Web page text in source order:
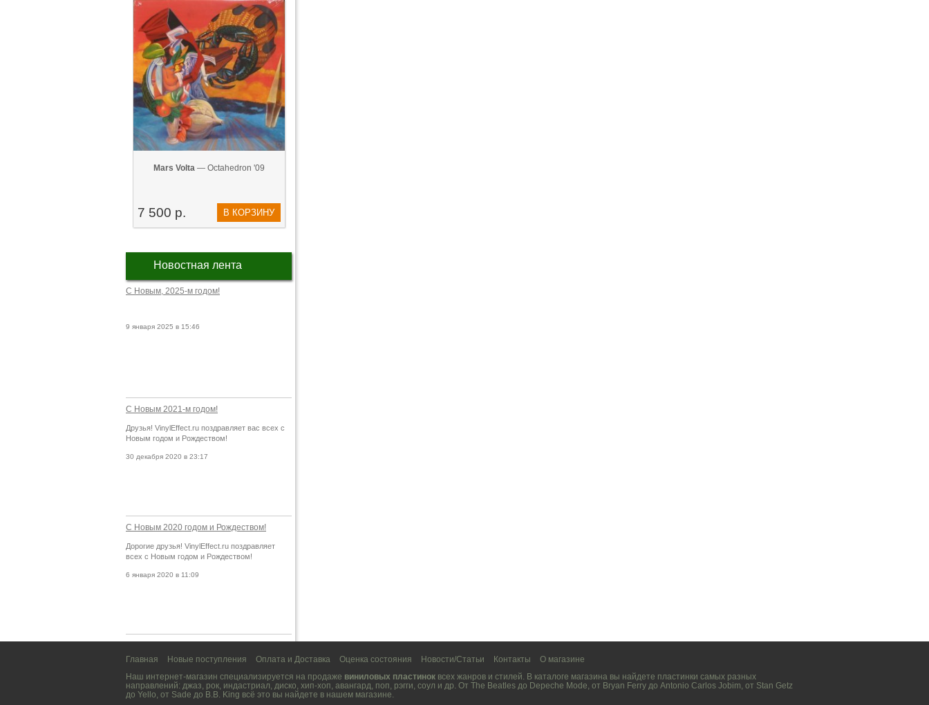
Mars Volta — Octahedron '09
7 500 р. В КОРЗИНУ
Новостная лента
С Новым, 2025-м годом!
9 января 2025 в 15:46
С Новым 2021-м годом!
Друзья! VinylEffect.ru поздравляет вас всех с
Новым годом и Рождеством!
30 декабря 2020 в 23:17
С Новым 2020 годом и Рождеством!
Дорогие друзья! VinylEffect.ru поздравляет
всех с Новым годом и Рождеством!
6 января 2020 в 11:09
Главная Новые поступления Оплата и Доставка Оценка состояния Новости/Статьи Контакты
О магазине
Наш интернет-магазин специализируется на продаже виниловых пластинок всех жанров и стилей. В каталоге магазина вы найдете пластинки самых разных
направлений: джаз, рок, индастриал, диско, хип-хоп, авангард, поп, рэгги, соул и др. От The Beatles до Depeche Mode, от Bryan Ferry до Antonio Carlos Jobim, от Stan Getz
до Yello, от Sade до B.B. King всё это вы найдете в нашем магазине.